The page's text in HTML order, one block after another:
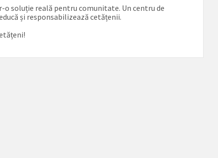
o soluție reală pentru comunitate. Un centru de
și responsabilizează cetățenii.